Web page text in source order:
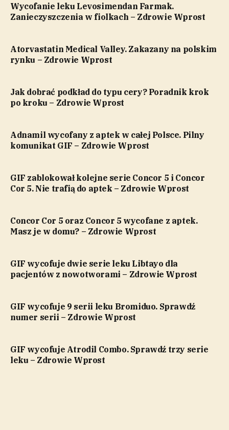
Wycofanie leku Levosimendan Farmak.
Zanieczyszczenia w fiolkach – Zdrowie Wprost
Atorvastatin Medical Valley. Zakazany na polskim
rynku – Zdrowie Wprost
Jak dobrać podkład do typu cery? Poradnik krok
po kroku – Zdrowie Wprost
Adnamil wycofany z aptek w całej Polsce. Pilny
komunikat GIF – Zdrowie Wprost
GIF zablokował kolejne serie Concor 5 i Concor
Cor 5. Nie trafią do aptek – Zdrowie Wprost
Concor Cor 5 oraz Concor 5 wycofane z aptek.
Masz je w domu? – Zdrowie Wprost
GIF wycofuje dwie serie leku Libtayo dla
pacjentów z nowotworami – Zdrowie Wprost
GIF wycofuje 9 serii leku Bromiduo. Sprawdź
numer serii – Zdrowie Wprost
GIF wycofuje Atrodil Combo. Sprawdź trzy serie
leku – Zdrowie Wprost